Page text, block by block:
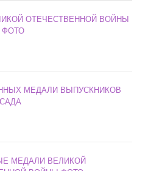
ОТЕЧЕСТВЕННОЙ ВОЙНЫ
ФОТО
МЕДАЛИ ВЫПУСКНИКОВ
МЕДАЛИ ВЕЛИКОЙ